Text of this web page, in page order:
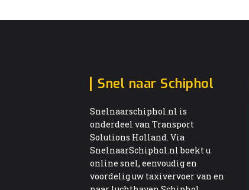
Snel naar Schiphol
Snelnaarschiphol.nl is
onderdeel van Transport
Solutions Holland. Via
SnelnaarSchiphol.nl boekt u
online snel, eenvoudig en
voordelig uw taxivervoer van en